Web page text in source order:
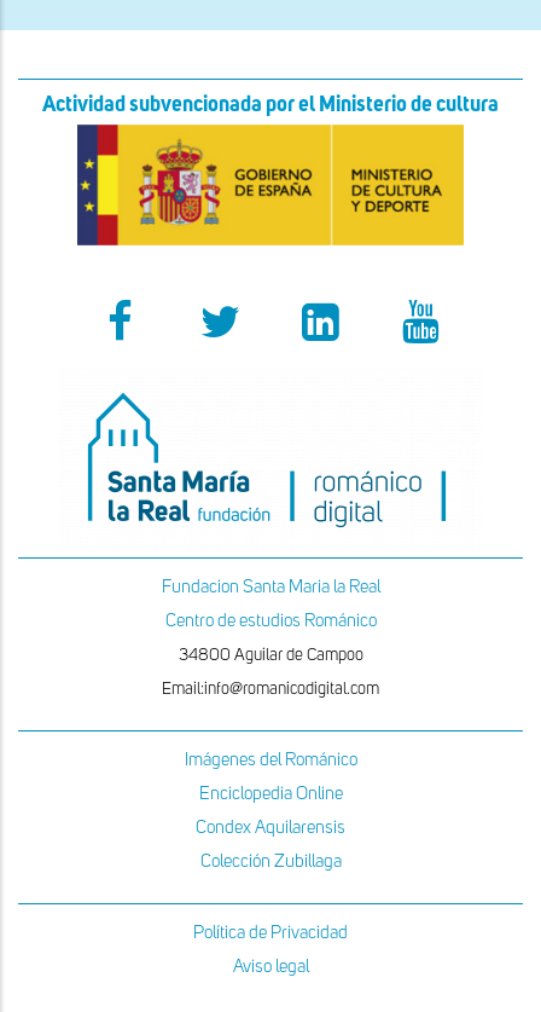
Actividad subvencionada por el Ministerio de cultura
Fundacion Santa Maria la Real
Centro de estudios Románico
34800 Aguilar de Campoo
Email:info@romanicodigital.com
Imágenes del Románico
Enciclopedia Online
Condex Aquilarensis
Colección Zubillaga
Política de Privacidad
Aviso legal